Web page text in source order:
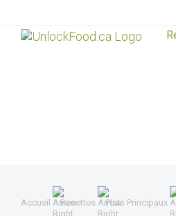
Accueil Recettes Plats Principaux